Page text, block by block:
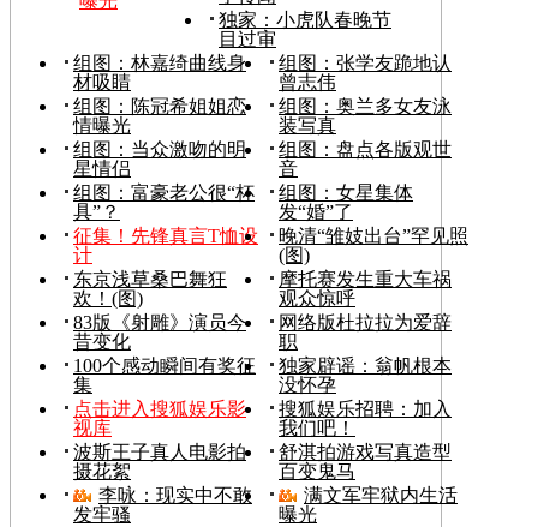
独家：小虎队春晚节
目过审
组图：林嘉绮曲线身
材吸睛
组图：张学友跪地认
曾志伟
组图：陈冠希姐姐恋
情曝光
组图：奥兰多女友泳
装写真
组图：当众激吻的明
星情侣
组图：盘点各版观世
音
组图：富豪老公很“杯
具”？
组图：女星集体
发“婚”了
征集！先锋真言T恤设
计
晚清“雏妓出台”罕见照
(图)
东京浅草桑巴舞狂
欢！(图)
摩托赛发生重大车祸
观众惊呼
83版《射雕》演员今
昔变化
网络版杜拉拉为爱辞
职
100个感动瞬间有奖征
集
独家辟谣：翁帆根本
没怀孕
点击进入搜狐娱乐影
视库
搜狐娱乐招聘：加入
我们吧！
波斯王子真人电影拍
摄花絮
舒淇拍游戏写真造型
百变鬼马
李咏：现实中不敢
发牢骚
满文军牢狱内生活
曝光